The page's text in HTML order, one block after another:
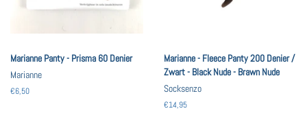
Marianne Panty - Prisma 60 Denier
Marianne
Normale
€6,50
Marianne - Fleece Panty 200 Denier /
Zwart - Black Nude - Brawn Nude
Socksenzo
Normale
€14,95